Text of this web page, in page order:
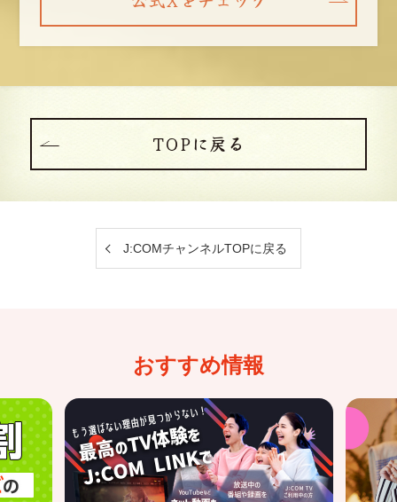
TOPに戻る
J:COMチャンネルTOPに戻る
おすすめ情報